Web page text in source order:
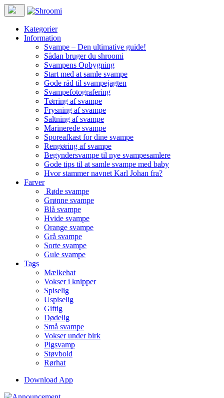
Kategorier
Information
Svampe – Den ultimative guide!
Sådan bruger du shroomi
Svampens Opbygning
Start med at samle svampe
Gode råd til svampejagten
Svampefotografering
Tørring af svampe
Frysning af svampe
Saltning af svampe
Marinerede svampe
Sporeafkast for dine svampe
Rengøring af svampe
Begyndersvampe til nye svampesamlere
Gode tips til at samle svampe med baby
Hvor stammer navnet Karl Johan fra?
Farver
Røde svampe
Grønne svampe
Blå svampe
Hvide svampe
Orange svampe
Grå svampe
Sorte svampe
Gule svampe
Tags
Mælkehat
Vokser i knipper
Spiselig
Uspiselig
Giftig
Dødelig
Små svampe
Vokser under birk
Pigsvamp
Støvbold
Rørhat
Download App